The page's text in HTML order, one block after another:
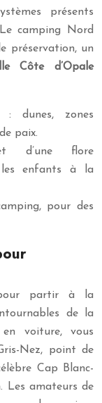
présents
camping Nord
préservation, un
Côte d’Opale
: dunes, zones
paix.
d’une flore
les enfants à la
pour des
partir à la
de la
en voiture, vous
Nez, point de
Cap Blanc-
Les amateurs de